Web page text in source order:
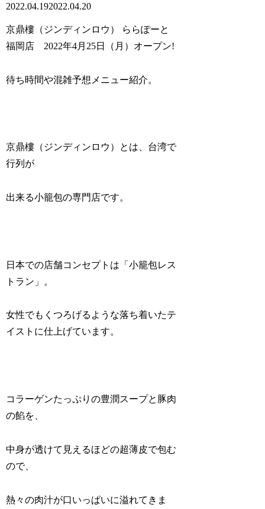
2022.04.192022.04.20
京鼎樓（ジンディンロウ） ららぽーと
福岡店 2022年4月25日（月）オープン!
待ち時間や混雑予想メニュー紹介。
京鼎樓（ジンディンロウ）とは、台湾で
行列が
出来る小籠包の専門店です。
日本での店舗コンセプトは「小籠包レス
トラン」。
女性でもくつろげるような落ち着いたテ
イストに仕上げています。
コラーゲンたっぷりの豊潤スープと豚肉
の餡を、
中身が透けて見えるほどの超薄皮で包む
ので、
熱々の肉汁が口いっぱいに溢れてきま